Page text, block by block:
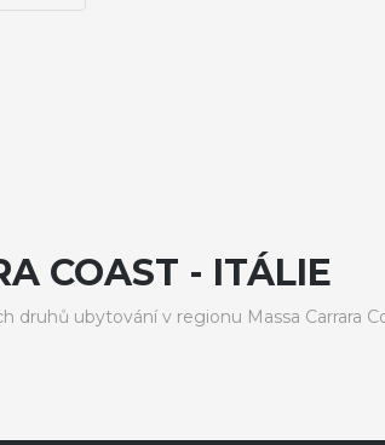
COAST - ITÁLIE
ubytování v regionu Massa Carrara